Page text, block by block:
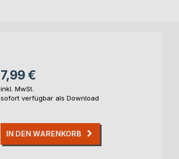
7,99 €
inkl. MwSt.
sofort verfügbar als Download
IN DEN WARENKORB